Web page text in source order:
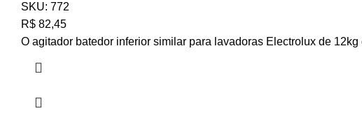
SKU: 772
R$ 82,45
O agitador batedor inferior similar para lavadoras Electrolux de